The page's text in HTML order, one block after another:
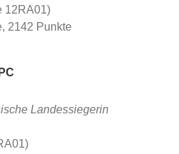
12RA01)
2142 Punkte
Landessiegerin